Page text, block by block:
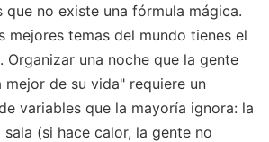
que no existe una fórmula mágica.
mejores temas del mundo tienes el
una noche que la gente
de su vida" requiere un
variables que la mayoría ignora: la
(si hace calor, la gente no